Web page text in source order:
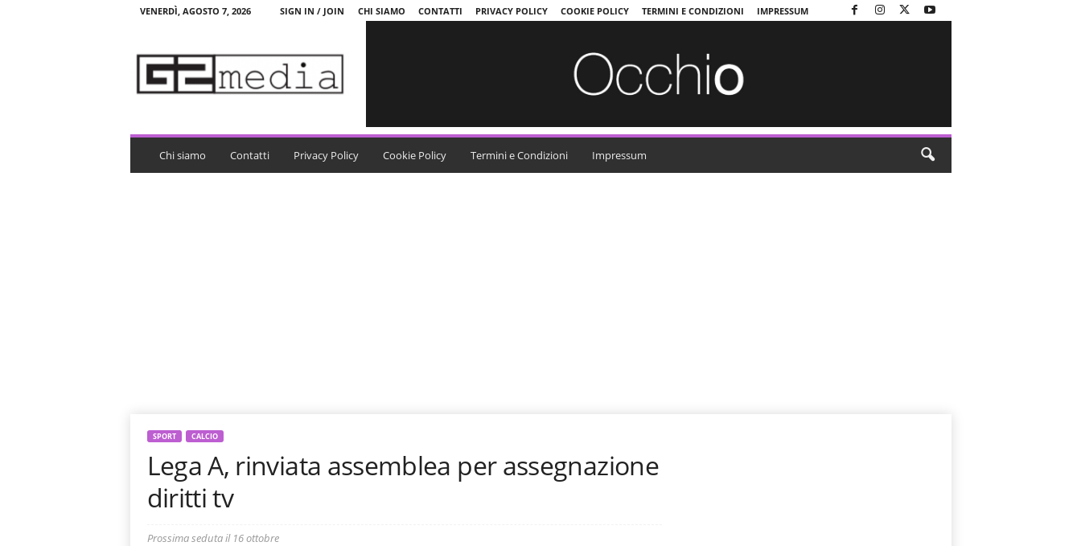
VENERDÌ, AGOSTO 7, 2026 SIGN IN / JOIN CHI SIAMO CONTATTI PRIVACY POLICY COOKIE POLICY TERMINI E CONDIZIONI IMPRESSUM
a
Chi siamo Contatti Privacy Policy Cookie Policy Termini e Condizioni Impressum
SPORT CALCIO
Lega A, rinviata assemblea per assegnazione
diritti tv
Prossima seduta il 16 ottobre